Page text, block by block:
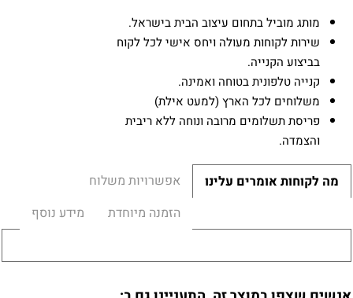
מותג מוביל בתחום עיצוב הבית בישראל.
שירות לקוחות מעולה ויחס אישי לכל לקוח
בביצוע הקנייה.
קנייה טלפונית בטוחה ואמינה.
משלוחים לכל הארץ (למעט אילת)
פריסת תשלומים מרובה ונוחה ללא ריבית
והצמדה.
מה לקוחות אומרים עלינו
אפשרויות משלוח
הזמנה מיוחדת
מידע נוסף